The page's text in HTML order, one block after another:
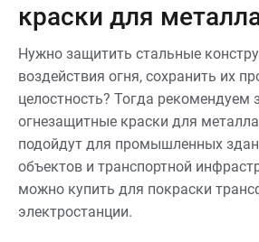
краски для
Нужно защитить стальные
воздействия огня, сохранить их
целостность? Тогда рекомендуем
огнезащитные краски для
подойдут для промышленных
объектов и транспортной
можно купить для покраски
электростанции.